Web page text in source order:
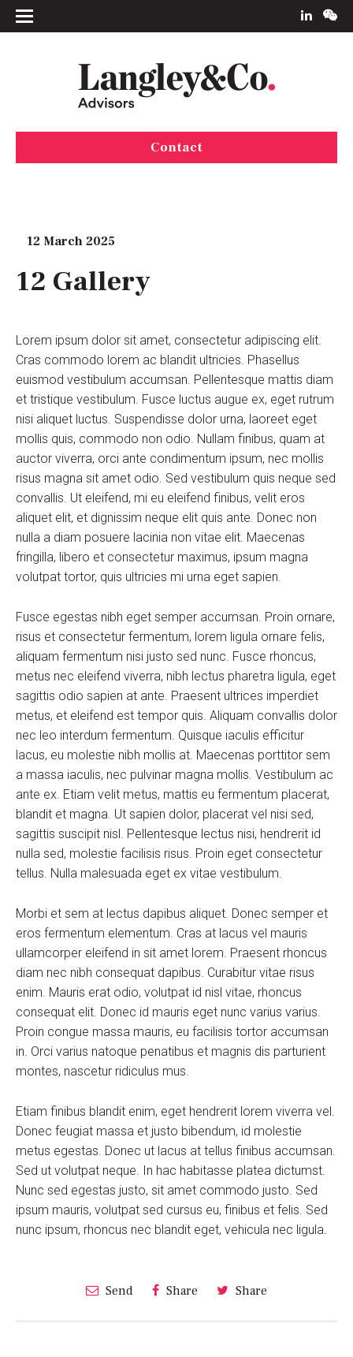
Contact
12 March 2025
12 Gallery
Lorem ipsum dolor sit amet, consectetur adipiscing elit.
Cras commodo lorem ac blandit ultricies. Phasellus
euismod vestibulum accumsan. Pellentesque mattis diam
et tristique vestibulum. Fusce luctus augue ex, eget rutrum
nisi aliquet luctus. Suspendisse dolor urna, laoreet eget
mollis quis, commodo non odio. Nullam finibus, quam at
auctor viverra, orci ante condimentum ipsum, nec mollis
risus magna sit amet odio. Sed vestibulum quis neque sed
convallis. Ut eleifend, mi eu eleifend finibus, velit eros
aliquet elit, et dignissim neque elit quis ante. Donec non
nulla a diam posuere lacinia non vitae elit. Maecenas
fringilla, libero et consectetur maximus, ipsum magna
volutpat tortor, quis ultricies mi urna eget sapien.
Fusce egestas nibh eget semper accumsan. Proin ornare,
risus et consectetur fermentum, lorem ligula ornare felis,
aliquam fermentum nisi justo sed nunc. Fusce rhoncus,
metus nec eleifend viverra, nibh lectus pharetra ligula, eget
sagittis odio sapien at ante. Praesent ultrices imperdiet
metus, et eleifend est tempor quis. Aliquam convallis dolor
nec leo interdum fermentum. Quisque iaculis efficitur
lacus, eu molestie nibh mollis at. Maecenas porttitor sem
a massa iaculis, nec pulvinar magna mollis. Vestibulum ac
ante ex. Etiam velit metus, mattis eu fermentum placerat,
blandit et magna. Ut sapien dolor, placerat vel nisi sed,
sagittis suscipit nisl. Pellentesque lectus nisi, hendrerit id
nulla sed, molestie facilisis risus. Proin eget consectetur
tellus. Nulla malesuada eget ex vitae vestibulum.
Morbi et sem at lectus dapibus aliquet. Donec semper et
eros fermentum elementum. Cras at lacus vel mauris
ullamcorper eleifend in sit amet lorem. Praesent rhoncus
diam nec nibh consequat dapibus. Curabitur vitae risus
enim. Mauris erat odio, volutpat id nisl vitae, rhoncus
consequat elit. Donec id mauris eget nunc varius varius.
Proin congue massa mauris, eu facilisis tortor accumsan
in. Orci varius natoque penatibus et magnis dis parturient
montes, nascetur ridiculus mus.
Etiam finibus blandit enim, eget hendrerit lorem viverra vel.
Donec feugiat massa et justo bibendum, id molestie
metus egestas. Donec ut lacus at tellus finibus accumsan.
Sed ut volutpat neque. In hac habitasse platea dictumst.
Nunc sed egestas justo, sit amet commodo justo. Sed
ipsum mauris, volutpat sed cursus eu, finibus et felis. Sed
nunc ipsum, rhoncus nec blandit eget, vehicula nec ligula.
Send Share Share